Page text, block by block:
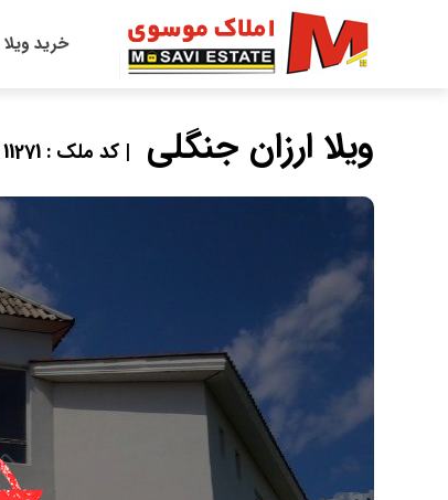
خرید ویلا
ویلا ارزان جنگلی | کد ملک : 11271